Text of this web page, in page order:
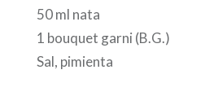
50 ml nata
1 bouquet garni (B.G.)
Sal, pimienta